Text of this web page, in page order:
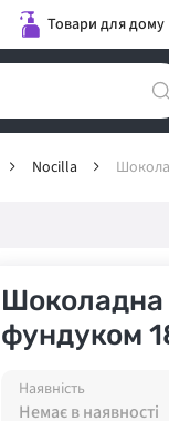
Товари для дому
Nocilla
Шоколадна
фундуком
Наявність
Немає в наявності